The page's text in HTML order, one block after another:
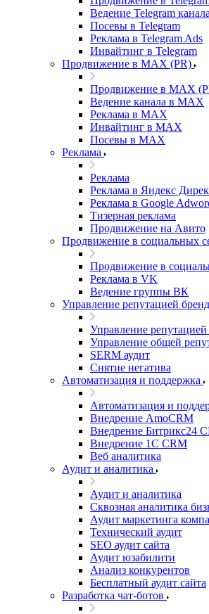
Ведение Telegram канала
Посевы в Telegram
Реклама в Telegram Ads
Инвайтинг в Telegram
Продвижение в MAX (PR)
Продвижение в MAX
Ведение канала в MAX
Реклама в MAX
Инвайтинг в MAX
Посевы в MAX
Реклама
Реклама
Реклама в Яндекс
Реклама в Google
Тизерная реклама
Продвижение на Авито
Продвижение в социальных
Продвижение в
Реклама в VK
Ведение группы ВК
Управление репутацией
Управление репутацией
Управление общей
SERM аудит
Снятие негатива
Автоматизация и поддержка
Автоматизация и
Внедрение AmoCRM
Внедрение Битрикс24
Внедрение 1C CRM
Веб аналитика
Аудит и аналитика
Аудит и аналитика
Сквозная аналитика
Аудит маркетинга
Технический аудит
SEO аудит сайта
Аудит юзабилити
Анализ конкурентов
Бесплатный аудит сайта
Разработка чат-ботов